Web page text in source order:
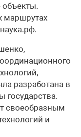
объекты.
маршрутах
разработана в
государства.
своеобразным
и